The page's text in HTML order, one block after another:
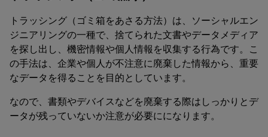
トラッシング（ゴミ箱をあさる方法）は、ソーシャルエン
ジニアリングの一種で、捨てられた文書やデータメディア
を探し出し、機密情報や個人情報を収集する行為です。こ
の手法は、企業や個人が不注意に廃棄した情報から、重要
なデータを得ることを目的としています。
なので、書類やデバイスなどを廃棄する際はしっかりとデ
ータが残っていないか注意が必要にになります。